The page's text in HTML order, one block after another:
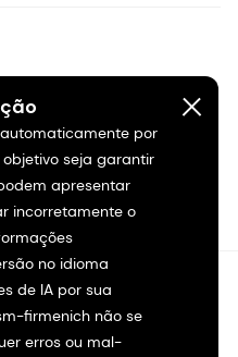
por
objetivo seja garantir
apresentar
incorretamente o
no idioma
de IA por sua
firmenich não se
erros ou mal-
direitos reservados.